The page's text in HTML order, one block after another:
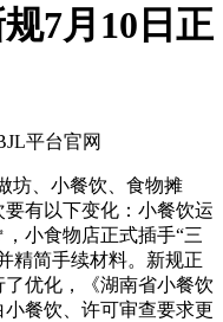
7月10日正
平台官网
、小餐饮、食物摊
有以下变化：小餐饮运
小食物店正式插手“三
精简手续材料。新规正
优化，《湖南省小餐饮
餐饮、许可审查要求更